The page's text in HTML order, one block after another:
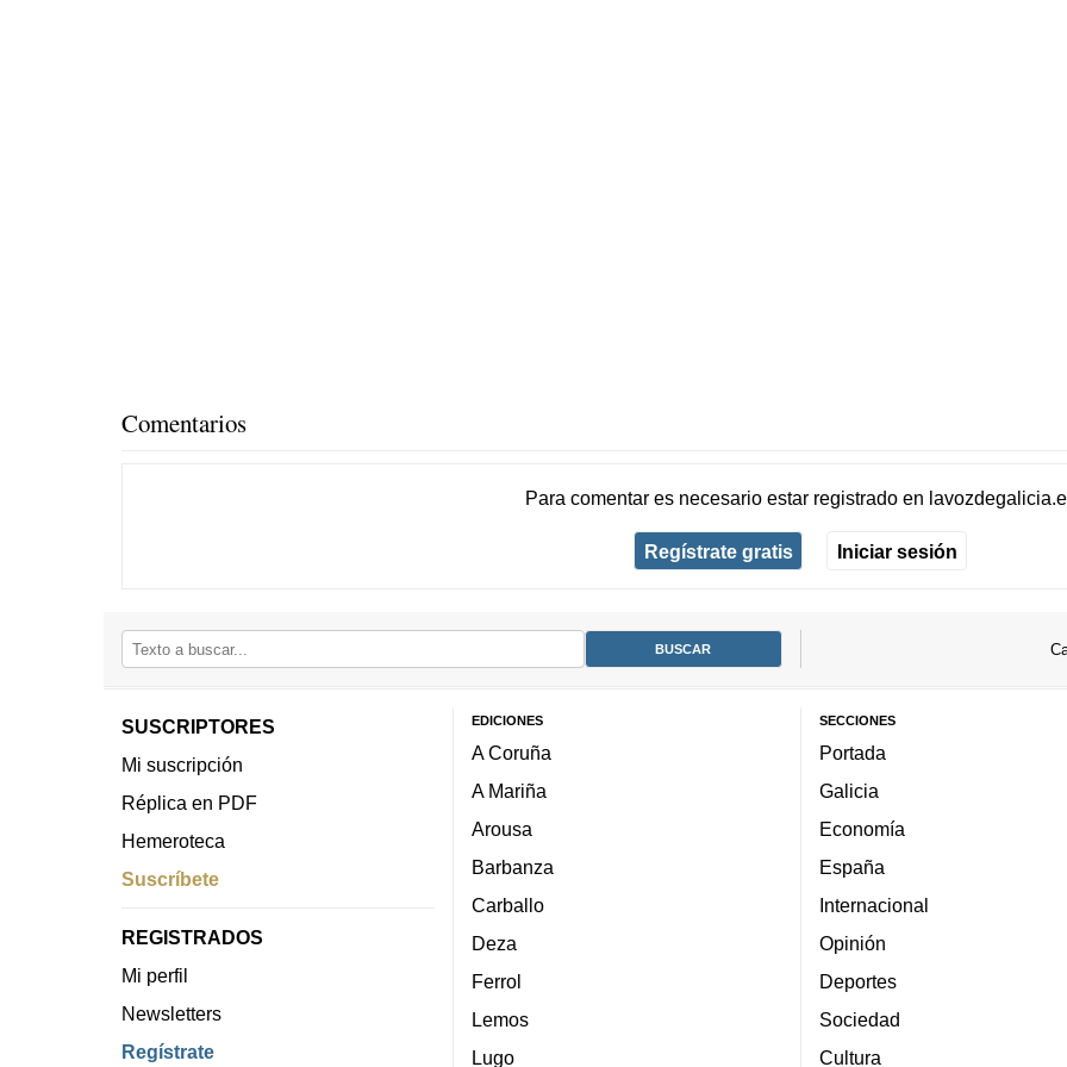
Comentarios
Para comentar es necesario estar registradoen
Regístrate gratis Iniciar sesión
SUSCRIPTORES
Mi suscripción
Réplica en PDF
Hemeroteca
Suscríbete
REGISTRADOS
Mi perfil
Newsletters
Regístrate
EDICIONES
A Coruña
A Mariña
Arousa
Barbanza
Carballo
Deza
Ferrol
Lemos
Lugo
SECCIONES
Portada
Galicia
Economía
España
Internacional
Opinión
Deportes
Sociedad
Cultura